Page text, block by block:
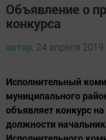
Объявление о
конкурса
автор, 24 апреля 2019
Исполнительный
муниципального
объявляет конкурс
должности